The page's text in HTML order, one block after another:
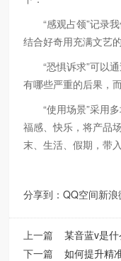
“感观占领”记录我
结合好奇用充满文艺
“恐惧诉求”可以通
有哪些严重的后果，
“使用场景”采用多
福感、快乐，将产品
末、生活、假期，带
分享到：QQ空间新
上一篇某音蓝v是什么
下一篇如何提升精准流量、降